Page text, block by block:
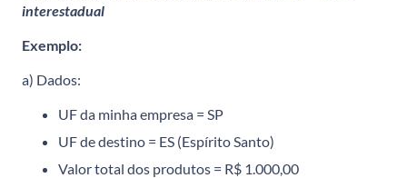
interestadual
Exemplo:
a) Dados:
UF da minha empresa = SP
UF de destino = ES (Espírito Santo)
Valor total dos produtos = R$ 1.000,00